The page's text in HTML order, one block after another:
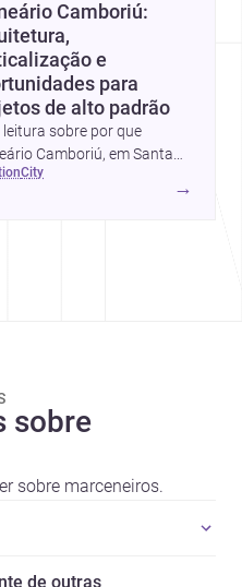
Camboriú:
e
para
de alto padrão
leitura sobre por que
Camboriú, em Santa
virou referência em
city
→
sobre
sobre marceneiros.
de outras